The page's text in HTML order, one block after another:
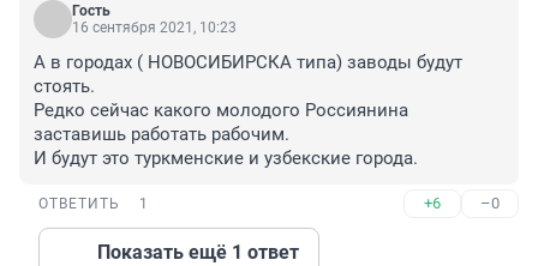
Гость
16 сентября 2021, 10:23
А в городах ( НОВОСИБИРСКА типа) заводы будут
стоять.
Редко сейчас какого молодого Россиянина
заставишь работать рабочим.
И будут это туркменские и узбекские города.
ОТВЕТИТЬ 1 +6 –0
Показать ещё 1 ответ